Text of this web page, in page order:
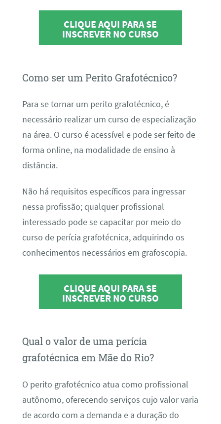
CLIQUE AQUI PARA SE
INSCREVER NO CURSO
Como ser um Perito Grafotécnico?
Para se tornar um perito grafotécnico, é
necessário realizar um curso de especialização
na área. O curso é acessível e pode ser feito de
forma online, na modalidade de ensino à
distância.
Não há requisitos específicos para ingressar
nessa profissão; qualquer profissional
interessado pode se capacitar por meio do
curso de perícia grafotécnica, adquirindo os
conhecimentos necessários em grafoscopia.
CLIQUE AQUI PARA SE
INSCREVER NO CURSO
Qual o valor de uma perícia
grafotécnica em Mãe do Rio?
O perito grafotécnico atua como profissional
autônomo, oferecendo serviços cujo valor varia
de acordo com a demanda e a duração do